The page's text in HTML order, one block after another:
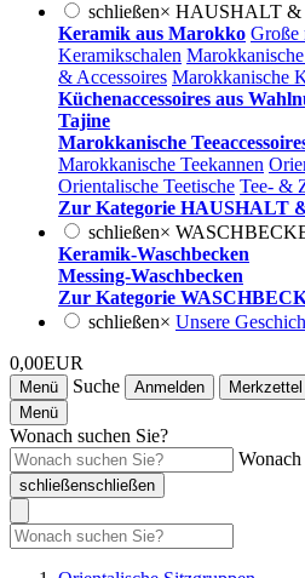
schließen× HAUSHALT &
Keramik aus Marokko Große
Keramikschalen
& Accessoires Marokkanische
Küchenaccessoires aus
Tajine
Marokkanische
Marokkanische Teekannen
Orientalische Teetische Tee- &
Zur Kategorie HAUSHALT
schließen×
Keramik-Waschbecken
Messing-Waschbecken
Zur Kategorie
schließen× Unsere
0,00EUR
Menü Suche Anmelden Merkzettel
Menü
Wonach suchen Sie?
Wonach
schließenschließen